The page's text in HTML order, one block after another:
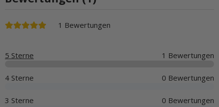
1 Bewertungen
5 Sterne 1 Bewertungen
4 Sterne 0 Bewertungen
3 Sterne 0 Bewertungen